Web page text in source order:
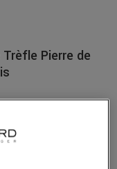
Pierre de
fines en majesté,